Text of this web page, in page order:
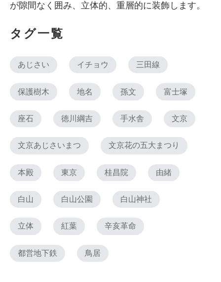
が隙間なく囲み、立体的、重層的に装飾します。
タグ一覧
あじさい イチョウ 三田線
保護樹木 地名 孫文 富士塚
座石 徳川綱吉 手水舎 文京
文京あじさいまつ 文京花の五大まつり
本殿 東京 桂昌院 由緒
白山 白山公園 白山神社
立体 紅葉 辛亥革命
都営地下鉄 鳥居